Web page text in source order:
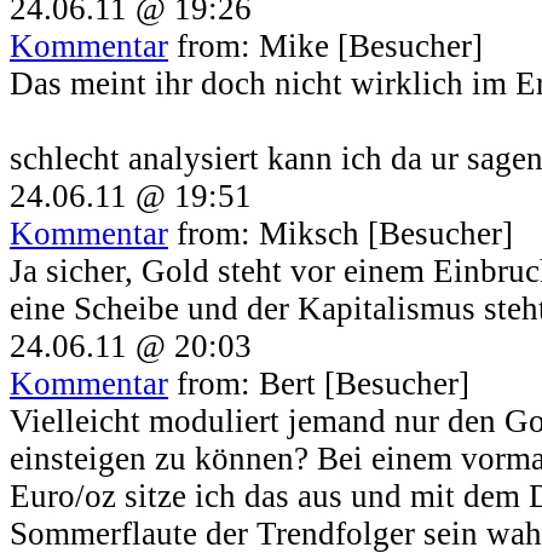
24.06.11 @ 19:26
Kommentar from: Mike [Besucher]
Das meint ihr doch nicht wirklich im
schlecht analysiert kann ich da ur sagen
24.06.11 @ 19:51
Kommentar from: Miksch [Besucher]
Ja sicher, Gold steht vor einem
eine Scheibe und der Kapitalismus
24.06.11 @ 20:03
Kommentar from: Bert [Besucher]
Vielleicht moduliert jemand nur den
einsteigen zu können? Bei einem
Euro/oz sitze ich das aus und mit dem
Sommerflaute der Trendfolger sein